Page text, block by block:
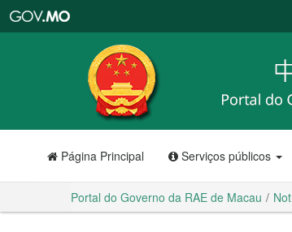
RAE
de
Macau
Página Principal Serviços públicos
Portal do Governo da RAE de Macau